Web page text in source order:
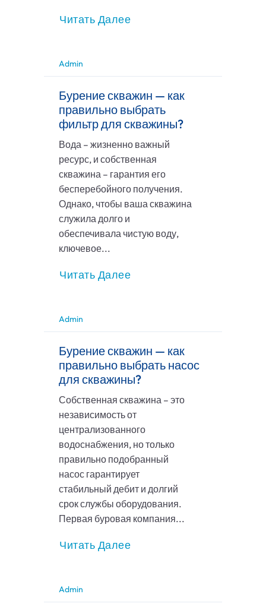
Читать Далее
Admin
Бурение скважин — как
правильно выбрать
фильтр для скважины?
Вода – жизненно важный
ресурс, и собственная
скважина – гарантия его
бесперебойного получения.
Однако, чтобы ваша скважина
служила долго и
обеспечивала чистую воду,
ключевое...
Читать Далее
Admin
Бурение скважин — как
правильно выбрать насос
для скважины?
Собственная скважина – это
независимость от
централизованного
водоснабжения, но только
правильно подобранный
насос гарантирует
стабильный дебит и долгий
срок службы оборудования.
Первая буровая компания...
Читать Далее
Admin